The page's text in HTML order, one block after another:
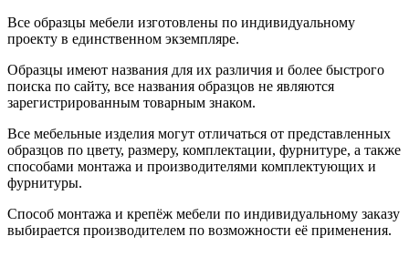
Все образцы мебели изготовлены по индивидуальному
проекту в единственном экземпляре.
Образцы имеют названия для их различия и более быстрого
поиска по сайту, все названия образцов не являются
зарегистрированным товарным знаком.
Все мебельные изделия могут отличаться от представленных
образцов по цвету, размеру, комплектации, фурнитуре, а также
способами монтажа и производителями комплектующих и
фурнитуры.
Способ монтажа и крепёж мебели по индивидуальному заказу
выбирается производителем по возможности её применения.